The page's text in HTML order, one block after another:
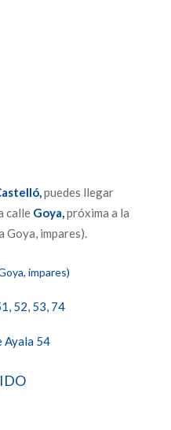
puedes llegar
calle Goya,próxima a la
Goya, impares).
impares)
52, 53, 74
Ayala 54